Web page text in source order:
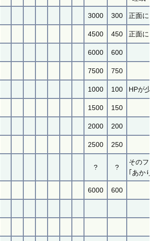
3000 300 正面に
4500 450 正面に
6000 600
7500 750
1000 100 HPが
1500 150
2000 200
2500 250
? ?
そのフ
｢あか
6000 600